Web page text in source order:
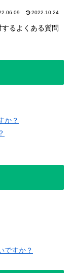
2022.10.24
るよくある質問
か？
ですか？